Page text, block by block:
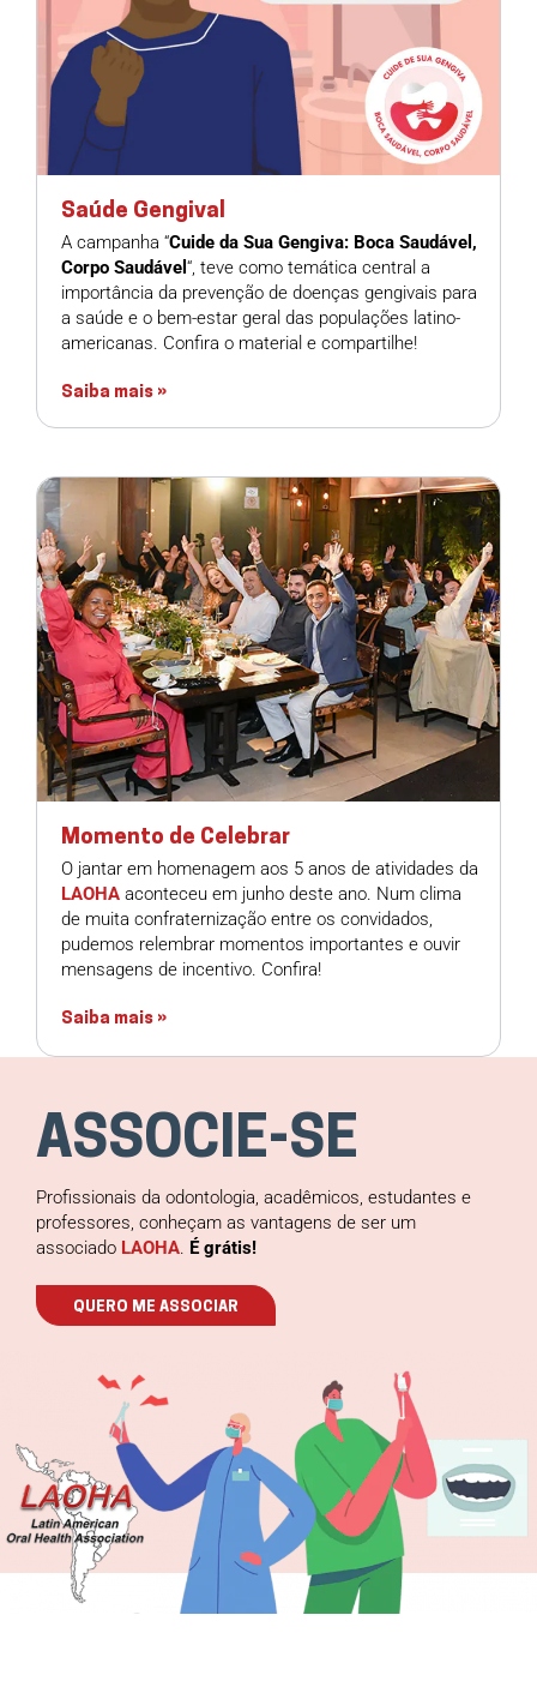
Saúde Gengival
A campanha “Cuide da Sua Gengiva: Boca Saudável,
Corpo Saudável “, teve como temática central a
importância da prevenção de doenças gengivais para
a saúde e o bem-estar geral das populações latino-
americanas. Confira o material e compartilhe!
Saiba mais »
Momento de Celebrar
O jantar em homenagem aos 5 anos de atividades da
LAOHA aconteceu em junho deste ano. Num clima
de muita confraternização entre os convidados,
pudemos relembrar momentos importantes e ouvir
mensagens de incentivo. Confira!
Saiba mais »
ASSOCIE-SE
Profissionais da odontologia, acadêmicos, estudantes e
professores, conheçam as vantagens de ser um
associado LAOHA. É grátis!
QUERO ME ASSOCIAR